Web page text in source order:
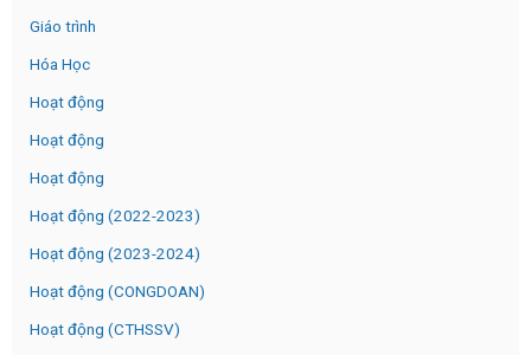
Giáo trình
Hóa Học
Hoạt động
Hoạt động
Hoạt động
Hoạt động (2022-2023)
Hoạt động (2023-2024)
Hoạt động (CONGDOAN)
Hoạt động (CTHSSV)